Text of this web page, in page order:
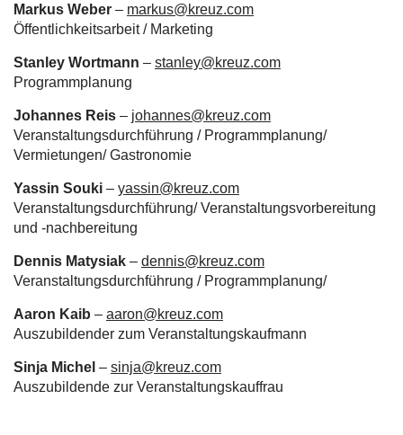
Markus Weber – markus@kreuz.com
Öffentlichkeitsarbeit / Marketing
Stanley Wortmann – stanley@kreuz.com
Programmplanung
Johannes Reis – johannes@kreuz.com
Veranstaltungsdurchführung / Programmplanung/
Vermietungen/ Gastronomie
Yassin Souki – yassin@kreuz.com
Veranstaltungsdurchführung/ Veranstaltungsvorbereitung
und -nachbereitung
Dennis Matysiak – dennis@kreuz.com
Veranstaltungsdurchführung / Programmplanung/
Aaron Kaib – aaron@kreuz.com
Auszubildender zum Veranstaltungskaufmann
Sinja Michel – sinja@kreuz.com
Auszubildende zur Veranstaltungskauffrau